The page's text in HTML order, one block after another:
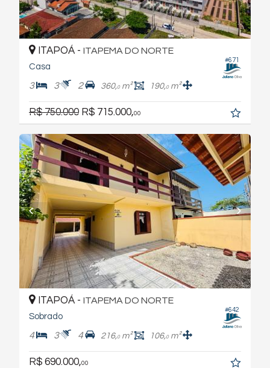
#671
ITAPOÁ - ITAPEMA DO NORTE
Casa
3 3 2 360,0m² 190,0m²
R$ 750.000 R$ 715.000,00
#642
ITAPOÁ - ITAPEMA DO NORTE
Sobrado
4 3 4 216,0m² 106,0m²
R$ 690.000,00